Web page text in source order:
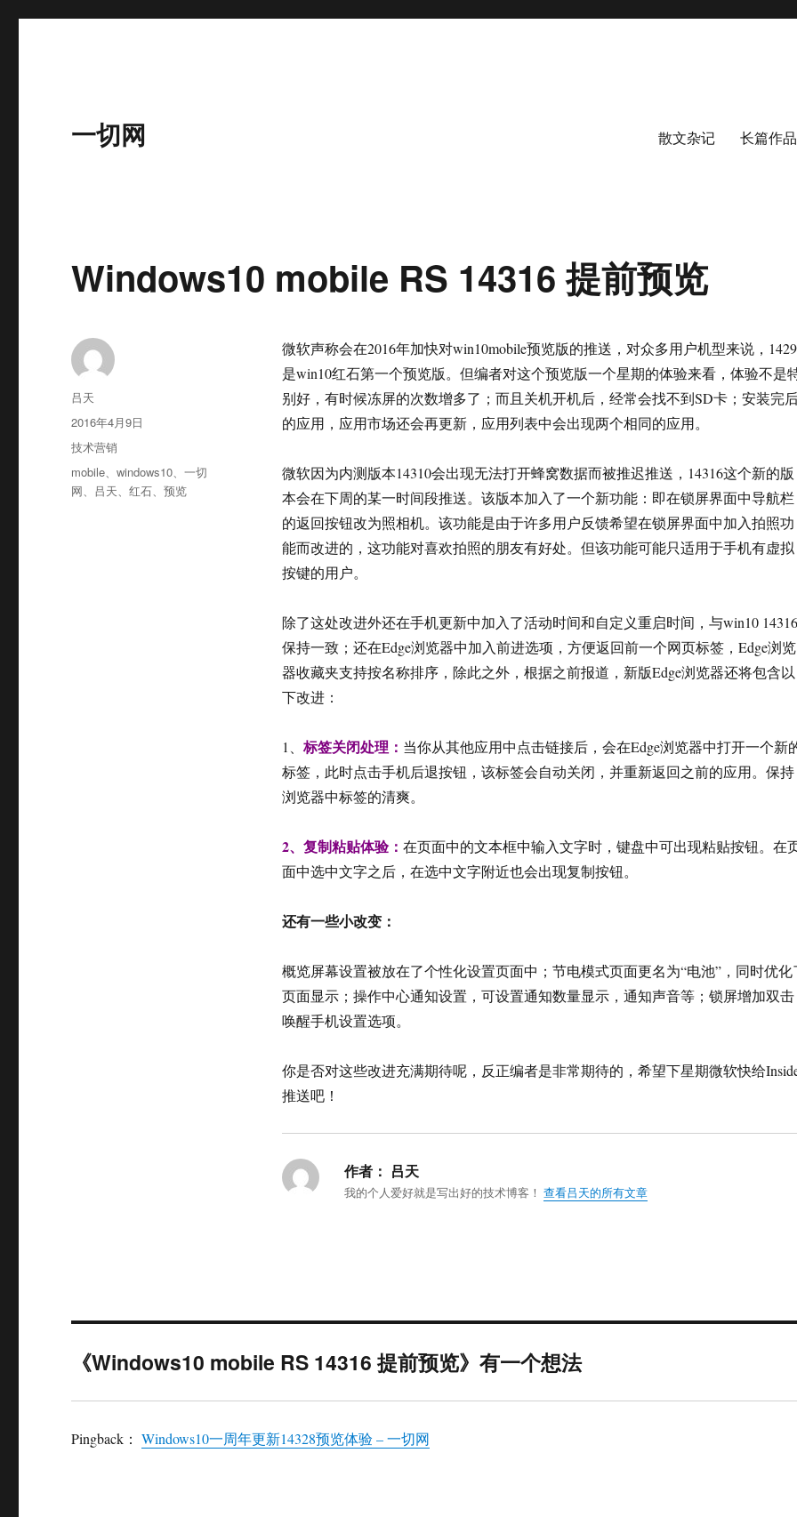
一切网 散文杂记 长篇作品
Windows10 mobile RS 14316 提前预览
微软声称会在2016年加快对win10mobile预览版的推送，对众多用户机型来说，
是win10红石第一个预览版。但编者对这个预览版一个星期的体验来看，体验不是
别好，有时候冻屏的次数增多了；而且关机开机后，经常会找不到SD卡；安装完
的应用，应用市场还会再更新，应用列表中会出现两个相同的应用。
微软因为内测版本14310会出现无法打开蜂窝数据而被推迟推送，14316这个新的版
本会在下周的某一时间段推送。该版本加入了一个新功能：即在锁屏界面中导航栏
的返回按钮改为照相机。该功能是由于许多用户反馈希望在锁屏界面中加入拍照功
能而改进的，这功能对喜欢拍照的朋友有好处。但该功能可能只适用于手机有虚拟
按键的用户。
除了这处改进外还在手机更新中加入了活动时间和自定义重启时间，与win10 14316
保持一致；还在Edge浏览器中加入前进选项，方便返回前一个网页标签，Edge浏览
器收藏夹支持按名称排序，除此之外，根据之前报道，新版Edge浏览器还将包含以
下改进：
1、 标签关闭处理： 当你从其他应用中点击链接后，会在Edge浏览器中打开一个新
标签，此时点击手机后退按钮，该标签会自动关闭，并重新返回之前的应用。保持
浏览器中标签的清爽。
2、复制粘贴体验： 在页面中的文本框中输入文字时，键盘中可出现粘贴按钮。在
面中选中文字之后，在选中文字附近也会出现复制按钮。
还有一些小改变：
概览屏幕设置被放在了个性化设置页面中；节电模式页面更名为“电池”，同时优化
页面显示；操作中心通知设置，可设置通知数量显示，通知声音等；锁屏增加双击
唤醒手机设置选项。
你是否对这些改进充满期待呢，反正编者是非常期待的，希望下星期微软快给
推送吧！
作者： 吕天
我的个人爱好就是写出好的技术博客！ 查看吕天的所有文章
作
者
吕天
发
布
于
2016年4月9日
分
技术营销
标
签
mobile、windows10、一切
网、 吕天、红石、预览
《Windows10 mobile RS 14316 提前预览》有一个想法
Pingback：Windows10一周年更新14328预览体验 – 一切网